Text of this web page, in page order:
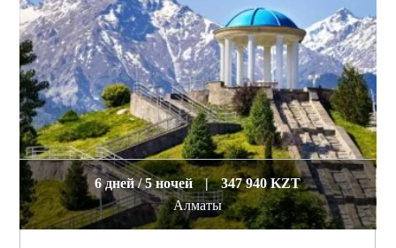
6 дней / 5 ночей |
347 940 KZT
Алматы